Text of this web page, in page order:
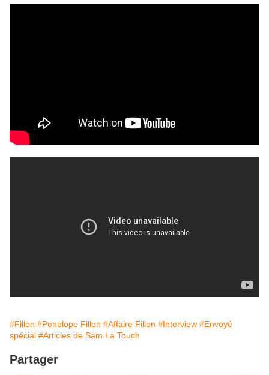
#Fillon #Penelope Fillon #Affaire Fillon #Interview #Envoyé
spécial #Articles de Sam La Touch
Partager